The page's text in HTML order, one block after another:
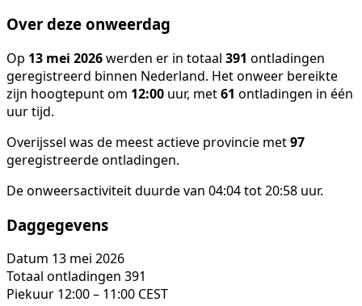
Over deze onweerdag
Op 13 mei 2026werden er in totaal 391 ontladingen
geregistreerd binnen Nederland. Het onweer bereikte
zijn hoogtepunt om 12:00 uur, met61 ontladingen in één
uur tijd.
Overijssel was de meest actieve provincie met97
geregistreerde ontladingen.
De onweersactiviteit duurde van 04:04 tot 20:58 uur.
Daggegevens
Datum 13 mei 2026
Totaal ontladingen 391
Piekuur 12:00 – 11:00 CEST